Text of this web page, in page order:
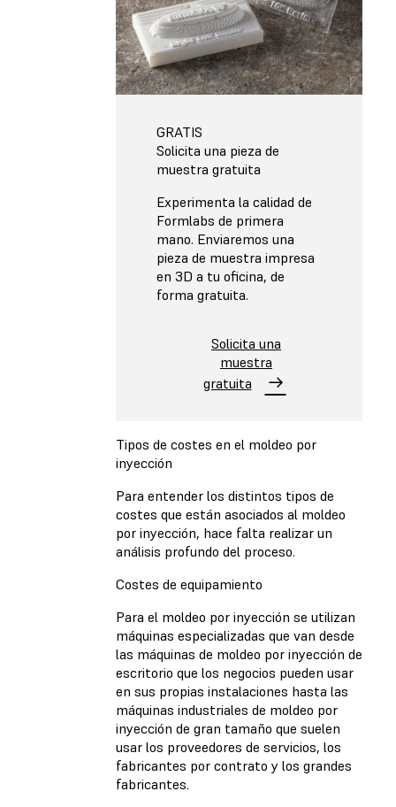
GRATIS
Solicita una pieza de
muestra gratuita
Experimenta la calidad de
Formlabs de primera
mano. Enviaremos una
pieza de muestra impresa
en 3D a tu oficina, de
forma gratuita.
Solicita una
muestra
gratuita
Tipos de costes en el moldeo por
inyección
Para entender los distintos tipos de
costes que están asociados al moldeo
por inyección, hace falta realizar un
análisis profundo del proceso.
Costes de equipamiento
Para el moldeo por inyección se utilizan
máquinas especializadas que van desde
las máquinas de moldeo por inyección de
escritorio que los negocios pueden usar
en sus propias instalaciones hasta las
máquinas industriales de moldeo por
inyección de gran tamaño que suelen
usar los proveedores de servicios, los
fabricantes por contrato y los grandes
fabricantes.